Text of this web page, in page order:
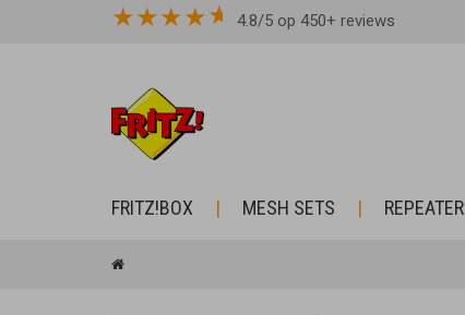
★★★★ 4.8/5 op 450+ reviews
FRITZ!BOX MESH SETS REPEATER